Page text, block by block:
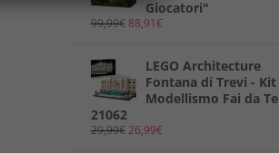
Giocatori"
99,99€ 88,91€
LEGO Architecture
Fontana di Trevi - Kit
Modellismo Fai da Te
21062
29,99€ 26,99€